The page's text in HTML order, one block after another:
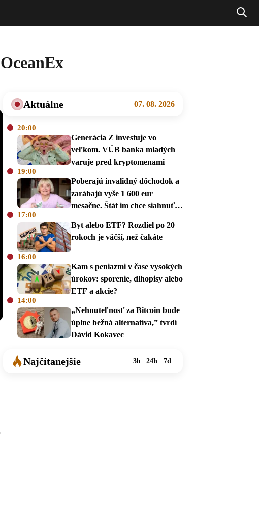
Aktuálne 07. 08. 2026
20:00
Generácia Z investuje vo
veľkom. VÚB banka mladých
varuje pred kryptomenami
19:00
Poberajú invalidný dôchodok a
zarábajú vyše 1 600 eur
mesačne. Štát im chce siahnuť
17:00
Byt alebo ETF? Rozdiel po 20
rokoch je väčší, než čakáte
16:00
Kam s peniazmi v čase vysokých
úrokov: sporenie, dlhopisy alebo
ETF a akcie?
14:00
„Nehnuteľnosť za Bitcoin bude
úplne bežná alternatíva,” tvrdí
Dávid Kokavec
Najčítanejšie 3h 24h 7d